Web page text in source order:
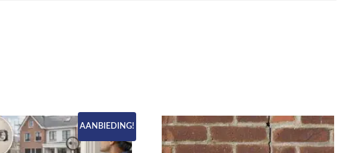
AANBIEDING!